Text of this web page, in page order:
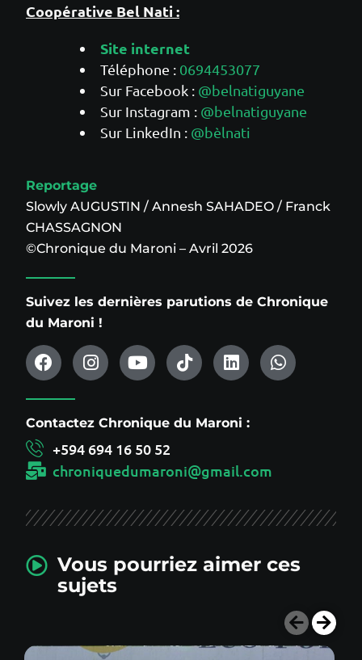
Coopérative Bel Nati :
Site internet
Téléphone : 0694453077
Sur Facebook : @belnatiguyane
Sur Instagram : @belnatiguyane
Sur LinkedIn : @bèlnati
Reportage
Slowly AUGUSTIN / Annesh SAHADEO / Franck
CHASSAGNON
©Chronique du Maroni – Avril 2026
Suivez les dernières parutions de Chronique
du Maroni !
Contactez Chronique du Maroni :
+594 694 16 50 52
chroniquedumaroni@gmail.com
Vous pourriez aimer ces
sujets